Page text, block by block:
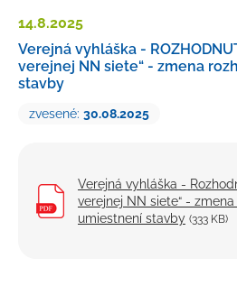
14.8.2025
Verejná vyhláška -
verejnej NN siete“ - zmena
stavby
zvesené: 30.08.2025
Verejná vyhláška -
verejnej NN siete“ -
umiestnení stavby (333 KB)